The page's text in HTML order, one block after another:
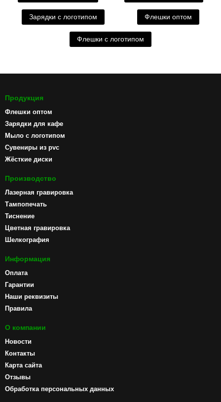
Зарядки с логотипом Флешки оптом
Флешки с логотипом
Продукция
Флешки оптом
Зарядки для кафе
Мыло с логотипом
Сувениры из pvc
Жёсткие диски
Производство
Лазерная гравировка
Тампопечать
Тиснение
Цветная гравировка
Шелкография
Информация
Оплата
Гарантии
Наши реквизиты
Правила
О компании
Новости
Контакты
Карта сайта
Отзывы
Обработка персональных данных